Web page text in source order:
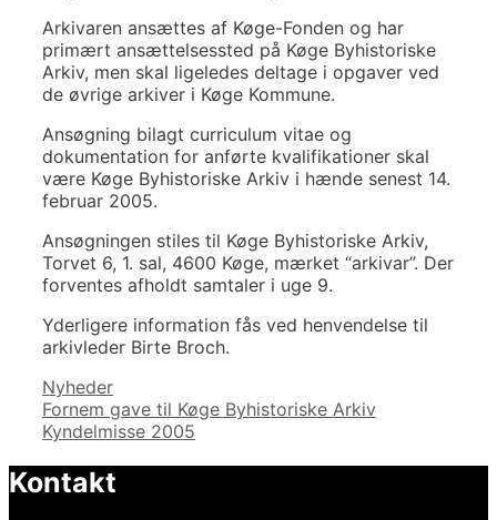
Arkivaren ansættes af Køge-Fonden og har
primært ansættelsessted på Køge Byhistoriske
Arkiv, men skal ligeledes deltage i opgaver ved
de øvrige arkiver i Køge Kommune.
Ansøgning bilagt curriculum vitae og
dokumentation for anførte kvalifikationer skal
være Køge Byhistoriske Arkiv i hænde senest 14.
februar 2005.
Ansøgningen stiles til Køge Byhistoriske Arkiv,
Torvet 6, 1. sal, 4600 Køge, mærket “arkivar”. Der
forventes afholdt samtaler i uge 9.
Yderligere information fås ved henvendelse til
arkivleder Birte Broch.
Kategorier
Nyheder
Indlægsnavigation
Fornem gave til Køge Byhistoriske Arkiv
Kyndelmisse 2005
Kontakt